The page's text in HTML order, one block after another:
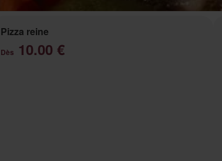
Pizza reine
Dès 10.00 €